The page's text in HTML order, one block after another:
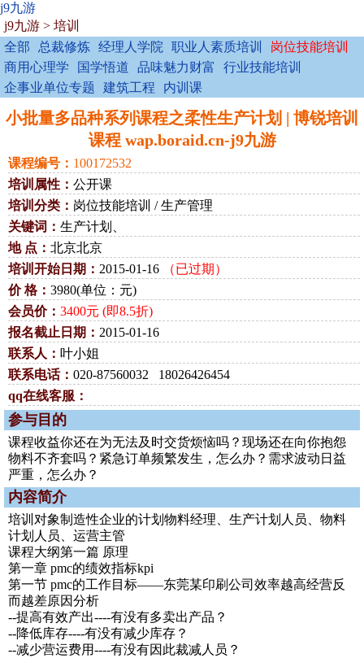
j9九游
j9九游 > 培训
全部
总裁修炼 经理人学院 职业人素质培训
岗位技能培训
商用心理学
国学悟道 品味魅力财富
行业技能培训
企事业单位专题
建筑工程 内训课
小批量多品种系列课程之柔性生产计划 | 博锐培训
课程 wap.boraid.cn-j9九游
课程编号： 100172532
培训属性： 公开课
培训分类： 岗位技能培训 / 生产管理
关键词： 生产计划、
地 点： 北京北京
培训开始日期： 2015-01-16
（已过期）
价 格： 3980(单位：元)
会员价： 3400元 (即8.5折)
报名截止日期： 2015-01-16
联系人： 叶小姐
联系电话： 020-87560032 18026426454
qq在线客服：
参与目的
课程收益你还在为无法及时交货烦恼吗？现场还在向你抱怨
物料不齐套吗？紧急订单频繁发生，怎么办？需求波动日益
严重，怎么办？
内容简介
培训对象制造性企业的计划物料经理、生产计划人员、物料
计划人员、运营主管
课程大纲第一篇 原理
第一章 pmc的绩效指标kpi
第一节 pmc的工作目标——东莞某印刷公司效率越高经营反
而越差原因分析
--提高有效产出----有没有多卖出产品？
--降低库存----有没有减少库存？
--减少营运费用----有没有因此裁减人员？